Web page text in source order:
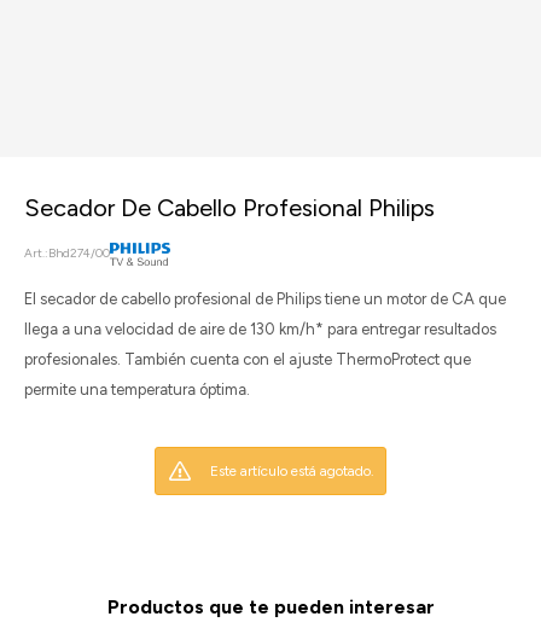
Secador De Cabello Profesional Philips
Bhd274/00
El secador de cabello profesional de Philips tiene un motor de CA que
llega a una velocidad de aire de 130 km/h* para entregar resultados
profesionales. También cuenta con el ajuste ThermoProtect que
permite una temperatura óptima.
Este artículo está agotado.
Productos que te pueden interesar